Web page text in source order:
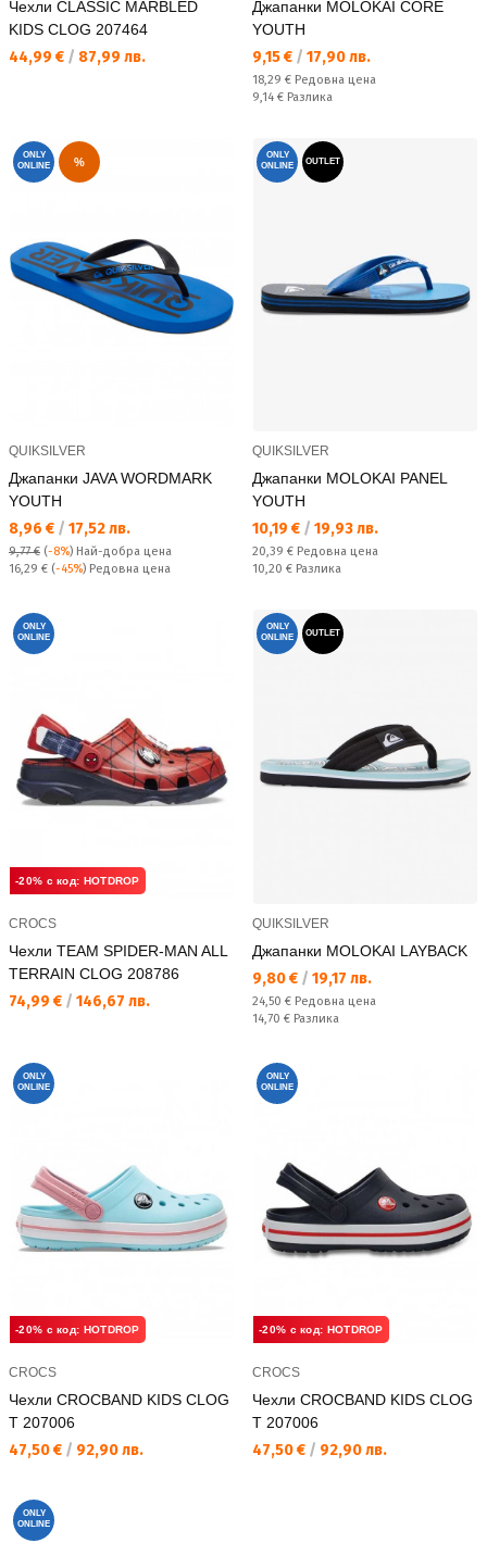
Чехли CLASSIC MARBLED
KIDS CLOG 207464
Текуща цена:
44,99 € / 87,99 лв.
Джапанки MOLOKAI CORE
YOUTH
Текуща цена:
9,15 € / 17,90 лв.
Редовна цена:
18,29 € Редовна цена
Спестявате:
9,14 € Разлика
ONLY
ONLINE
%
QUIKSILVER
Джапанки JAVA WORDMARK
YOUTH
Текуща цена:
8,96 € / 17,52 лв.
9,77 € (-8%) Най-добра цена
Редовна цена:
16,29 € (-45%) Редовна цена
ONLY
ONLINE
OUTLET
QUIKSILVER
Джапанки MOLOKAI PANEL
YOUTH
Текуща цена:
10,19 € / 19,93 лв.
Редовна цена:
20,39 € Редовна цена
Спестявате:
10,20 € Разлика
ONLY
ONLINE
-20% с код: HOTDROP
CROCS
Чехли TEAM SPIDER-MAN ALL
TERRAIN CLOG 208786
Текуща цена:
74,99 € / 146,67 лв.
ONLY
ONLINE
OUTLET
QUIKSILVER
Джапанки MOLOKAI LAYBACK
Текуща цена:
9,80 € / 19,17 лв.
Редовна цена:
24,50 € Редовна цена
Спестявате:
14,70 € Разлика
ONLY
ONLINE
-20% с код: HOTDROP
CROCS
Чехли CROCBAND KIDS CLOG
T 207006
Текуща цена:
47,50 € / 92,90 лв.
ONLY
ONLINE
-20% с код: HOTDROP
CROCS
Чехли CROCBAND KIDS CLOG
T 207006
Текуща цена:
47,50 € / 92,90 лв.
ONLY
ONLINE